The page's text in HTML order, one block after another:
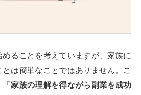
ることを考えていますが、家族に
は簡単なことではありません。こ
「家族の理解を得ながら副業を成功